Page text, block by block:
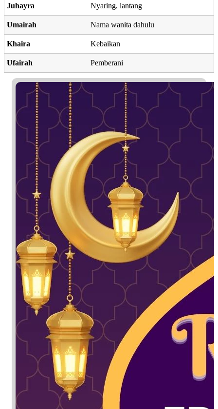
Juhayra Nyaring, lantang
Umairah Nama wanita dahulu
Khaira Kebaikan
Ufairah Pemberani